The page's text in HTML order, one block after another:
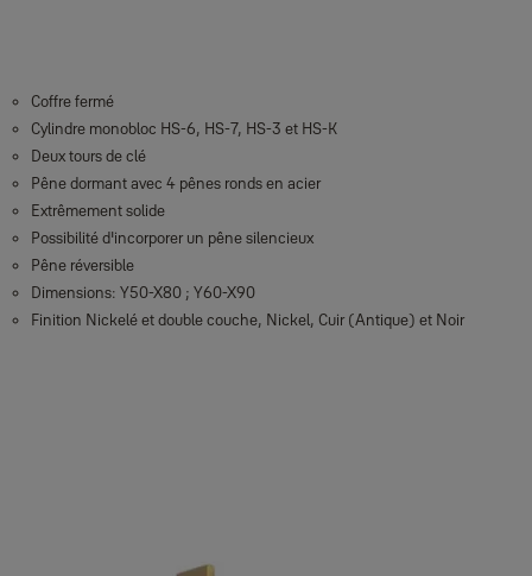
Coffre fermé
Cylindre monobloc HS-6, HS-7, HS-3 et HS-K
Deux tours de clé
Pêne dormant avec 4 pênes ronds en acier
Extrêmement solide
Possibilité d'incorporer un pêne silencieux
Pêne réversible
Dimensions: Y50-X80 ; Y60-X90
Finition Nickelé et double couche, Nickel, Cuir (Antique) et Noir